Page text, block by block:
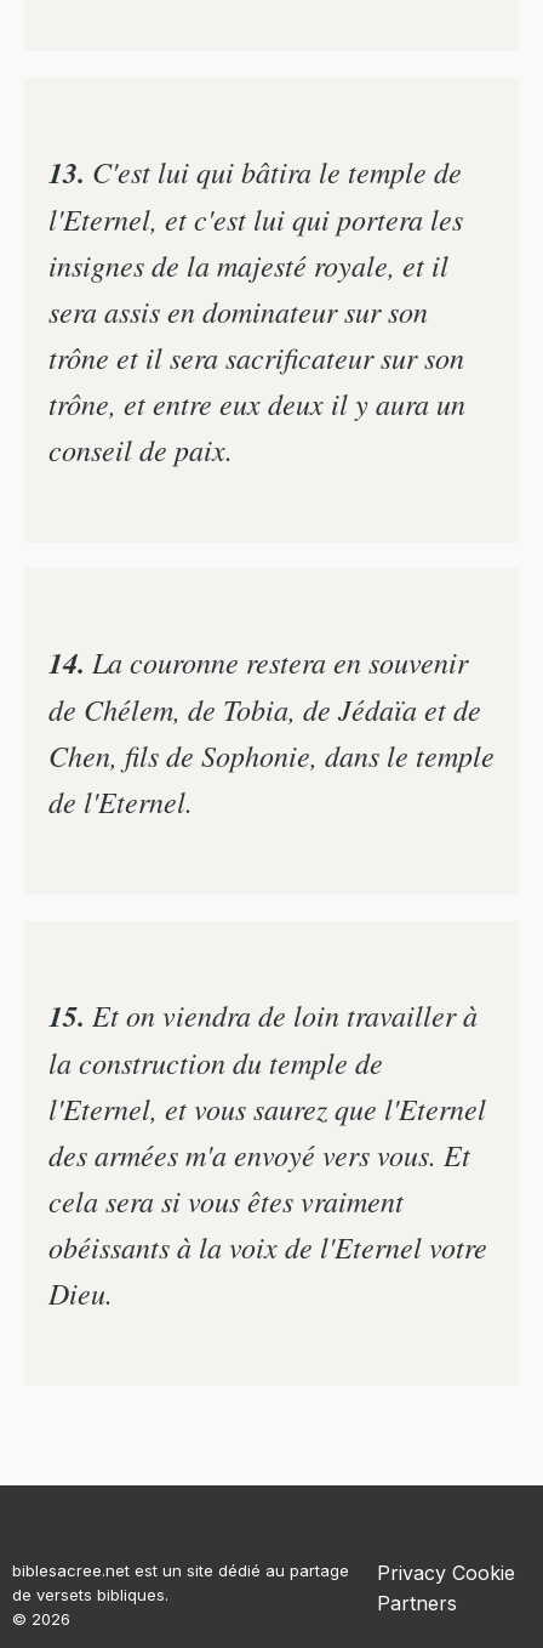
13. C'est lui qui bâtira le temple de
l'Eternel, et c'est lui qui portera les
insignes de la majesté royale, et il
sera assis en dominateur sur son
trône et il sera sacrificateur sur son
trône, et entre eux deux il y aura un
conseil de paix.
14. La couronne restera en souvenir
de Chélem, de Tobia, de Jédaïa et de
Chen, fils de Sophonie, dans le temple
de l'Eternel.
15. Et on viendra de loin travailler à
la construction du temple de
l'Eternel, et vous saurez que l'Eternel
des armées m'a envoyé vers vous. Et
cela sera si vous êtes vraiment
obéissants à la voix de l'Eternel votre
Dieu.
biblesacree.net est un site dédié au partage
de versets bibliques.
© 2026
Privacy Cookie
Partners